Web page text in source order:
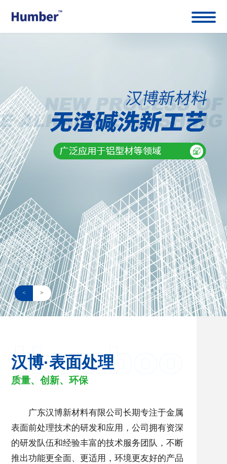
< >
汉博·表面处理
质量、创新、环保
广东汉博新材料有限公司长期专注于金属
表面前处理技术的研发和应用，公司拥有资深
的研发队伍和经验丰富的技术服务团队，不断
推出功能更全面、更适用，环境更友好的产品